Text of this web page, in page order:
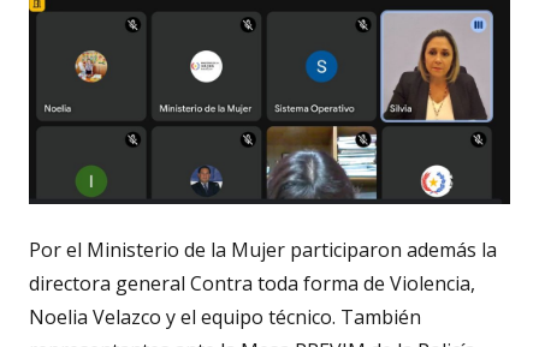
Por el Ministerio de la Mujer participaron además la
directora general Contra toda forma de Violencia,
Noelia Velazco y el equipo técnico. También